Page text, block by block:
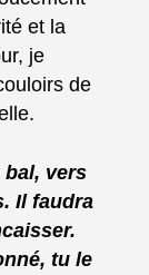
et la
je
de
bal, vers
Il faudra
tu le